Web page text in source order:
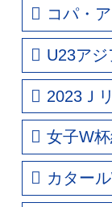
コパ・
U23ア
2023Ｊ
女子W
カター